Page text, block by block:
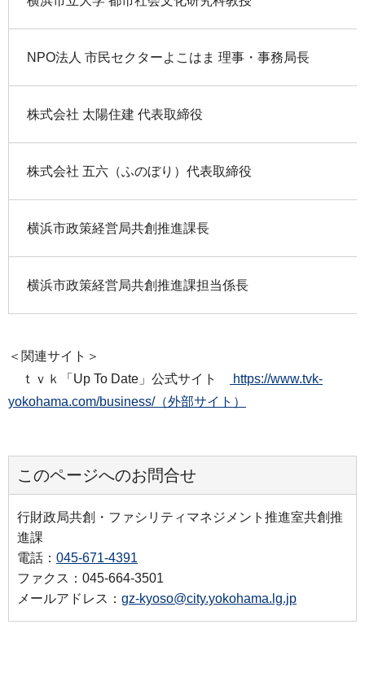
NPO法人 市民セクターよこはま 理事・事務局長
株式会社 太陽住建 代表取締役
株式会社 五六（ふのぼり）代表取締役
横浜市政策経営局共創推進課長
横浜市政策経営局共創推進課担当係長
＜関連サイト＞
ｔｖｋ「Up To Date」公式サイト
https://www.tvk-
yokohama.com/business/（外部サイト）
このページへのお問合せ
行財政局共創・ファシリティマネジメント推進室共創推
進課
電話： 045-671-4391
ファクス：045-664-3501
メールアドレス： gz-kyoso@city.yokohama.lg.jp